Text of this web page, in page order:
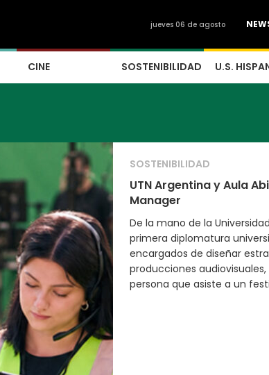
jueves 06 de agosto
CINE SOSTENIBILIDAD U.S.
SOSTENIBILIDAD
UTN Argentina y Aula
Manager
De la mano de la
primera diplomatura
encargados de diseñar
producciones
persona que asiste a un